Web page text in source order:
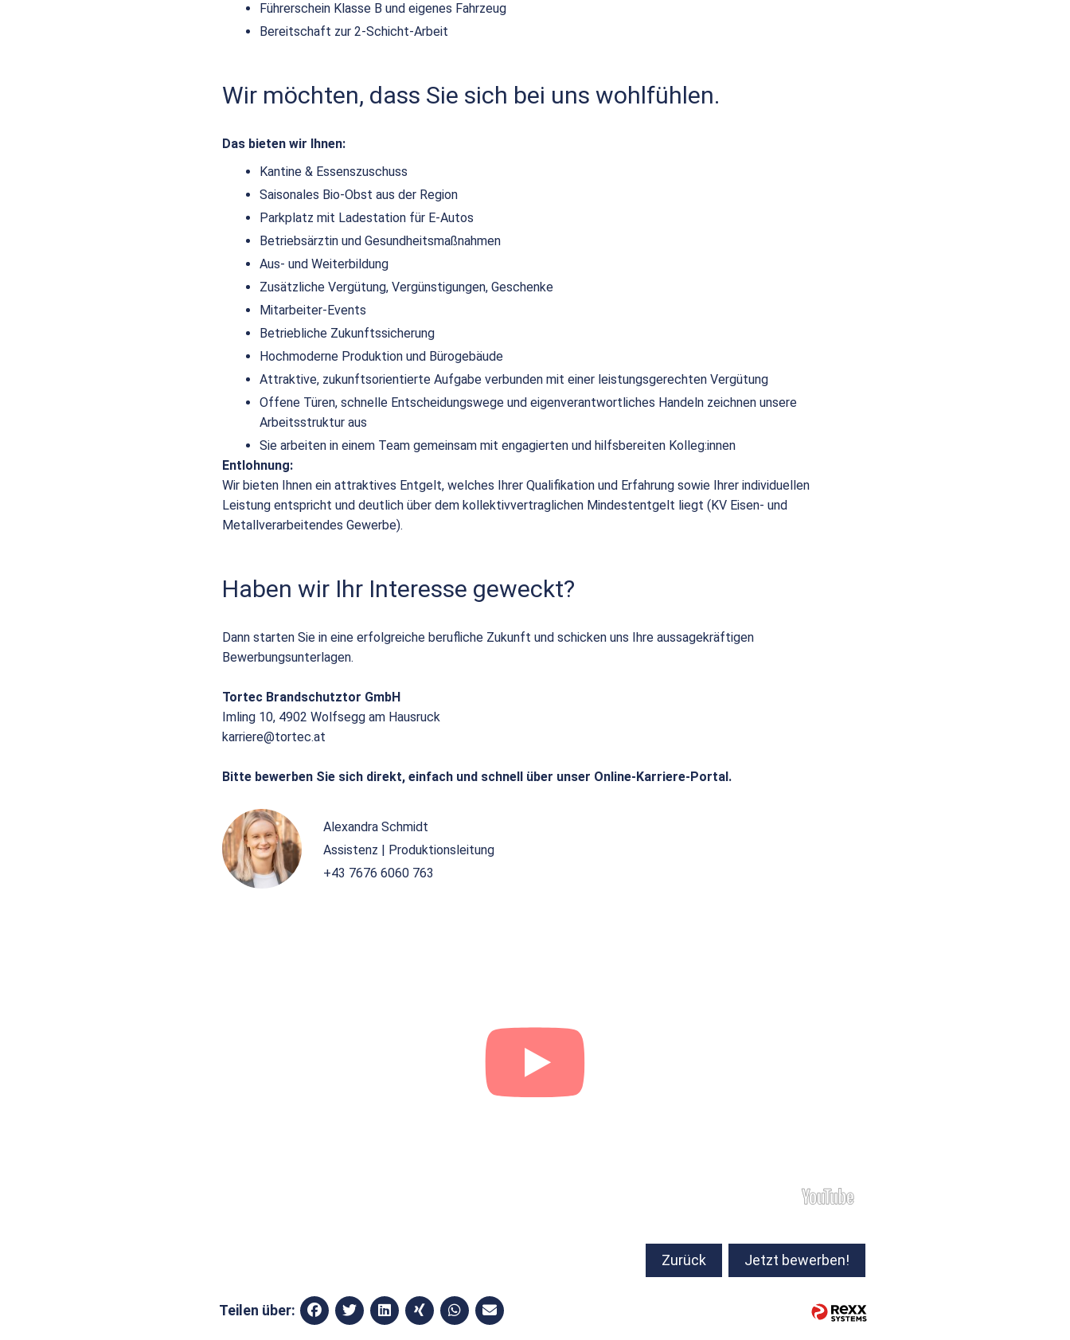
Führerschein Klasse B und eigenes Fahrzeug
Bereitschaft zur 2-Schicht-Arbeit
Wir möchten, dass Sie sich bei uns wohlfühlen.
Das bieten wir Ihnen:
Kantine & Essenszuschuss
Saisonales Bio-Obst aus der Region
Parkplatz mit Ladestation für E-Autos
Betriebsärztin und Gesundheitsmaßnahmen
Aus- und Weiterbildung
Zusätzliche Vergütung, Vergünstigungen, Geschenke
Mitarbeiter-Events
Betriebliche Zukunftssicherung
Hochmoderne Produktion und Bürogebäude
Attraktive, zukunftsorientierte Aufgabe verbunden mit einer leistungsgerechten Vergütung
Offene Türen, schnelle Entscheidungswege und eigenverantwortliches Handeln zeichnen unsere
Arbeitsstruktur aus
Sie arbeiten in einem Team gemeinsam mit engagierten und hilfsbereiten Kolleg:innen
Entlohnung:
Wir bieten Ihnen ein attraktives Entgelt, welches Ihrer Qualifikation und Erfahrung sowie Ihrer individuellen
Leistung entspricht und deutlich über dem kollektivvertraglichen Mindestentgelt liegt (KV Eisen- und
Metallverarbeitendes Gewerbe).
Haben wir Ihr Interesse geweckt?
Dann starten Sie in eine erfolgreiche berufliche Zukunft und schicken uns Ihre aussagekräftigen
Bewerbungsunterlagen.
Tortec Brandschutztor GmbH
Imling 10, 4902 Wolfsegg am Hausruck
karriere@tortec.at
Bitte bewerben Sie sich direkt, einfach und schnell über unser Online-Karriere-Portal.
Alexandra Schmidt
Assistenz | Produktionsleitung
+43 7676 6060 763
Zurück Jetzt bewerben!
Teilen über: